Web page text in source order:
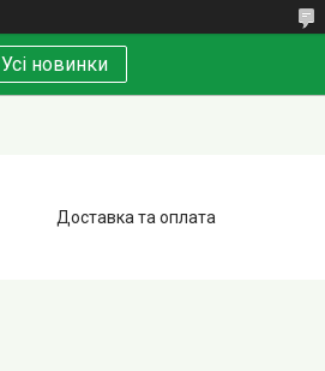
Усі новинки
Доставка та оплата